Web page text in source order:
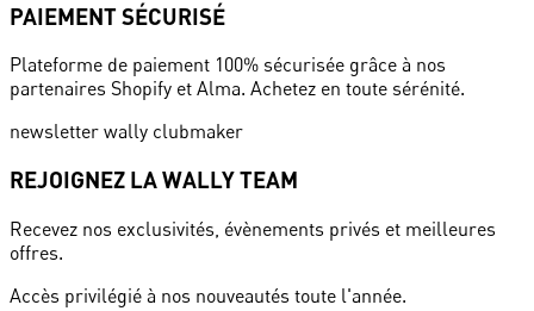
PAIEMENT SÉCURISÉ
Plateforme de paiement 100% sécurisée grâce à nos
partenaires Shopify et Alma. Achetez en toute sérénité.
newsletter wally clubmaker
REJOIGNEZ LA WALLY TEAM
Recevez nos exclusivités, évènements privés et meilleures
offres.
Accès privilégié à nos nouveautés toute l'année.